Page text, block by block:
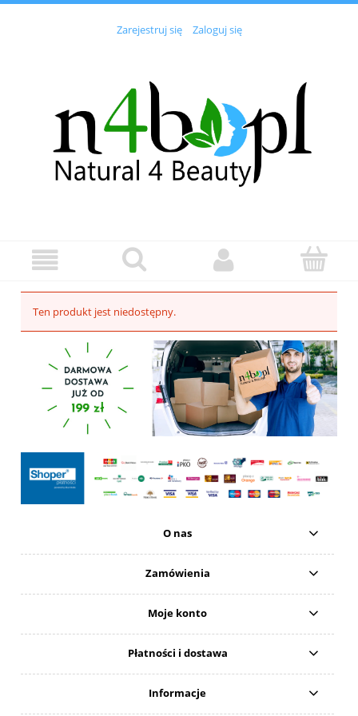
Zarejestruj się Zaloguj się
Ten produkt jest niedostępny.
O nas
Zamówienia
Moje konto
Płatności i dostawa
Informacje